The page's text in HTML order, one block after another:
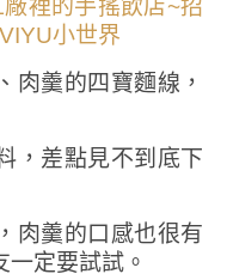
肉羹的四寶麵線，
，差點見不到底下
肉羹的口感也很有
定要試試。